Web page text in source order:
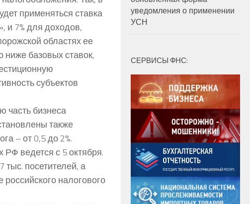
применяться ставка
и 7% для доходов,
областях ее
ниже базовых ставок,
субъектов
часть бизнеса
также
– от 0,5 до 2%.
РФ ведется с 5 октября.
посетителей, а
налогового
уведомления о применении
УСН
СЕРВИСЫ ФНС: